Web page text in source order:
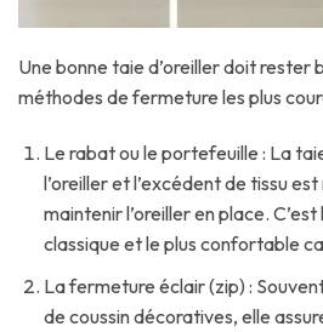
Une bonne taie d’oreiller doit rester
méthodes de fermeture les plus
Le rabat ou le portefeuille : La
l’oreiller et l’excédent de tissu
maintenir l’oreiller en place.
classique et le plus confortable
La fermeture éclair (zip) :
de coussin décoratives, elle